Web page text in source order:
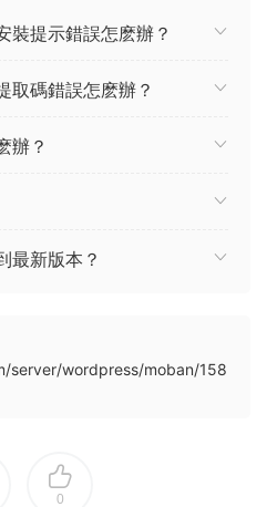
裝提示錯誤怎麽辦？
取碼錯誤怎麽辦？
辦？
最新版本？
server/wordpress/moban/158
0